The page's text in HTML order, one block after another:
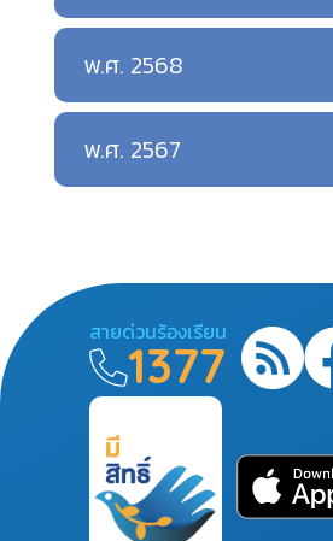
พ.ศ. 2568
พ.ศ. 2567
สายด่วนร้องเรียน
1377